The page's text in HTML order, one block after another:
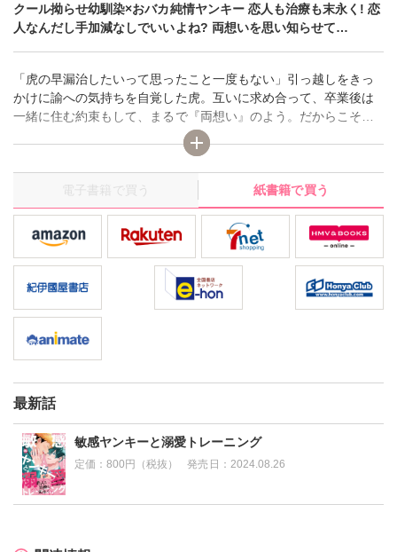
クール拗らせ幼馴染×おバカ純情ヤンキー 恋人も治療も末永く! 恋
人なんだし手加減なしでいいよね? 両想いを思い知らせて…
「虎の早漏治したいって思ったこと一度もない」引っ越しをきっ
かけに諭への気持ちを自覚した虎。互いに求め合って、卒業後は
一緒に住む約束もして、まるで『両想い』のよう。だからこそ諭
とトレーニングの一環じゃないセックスがしたいと伝えると、そ
もそもトレーニング自体が全部嘘だったと告げられる。信じてい
た諭に騙されていた事にショックを受けた虎は、今までの優しさ
も何もかもが疑わしくなってしまい…？『敏感ヤンキー』シリー
ズ最終巻！
電子書籍で買う 紙書籍で買う
最新話
敏感ヤンキーと溺愛トレーニング
定価：800円（税抜） 発売日： 2024.08.26